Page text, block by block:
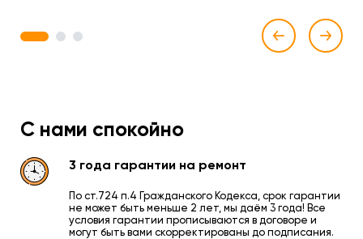
1 2 3
С нами спокойно
3 года гарантии на ремонт
По ст.724 п.4 Гражданского Кодекса, срок гарантии
не может быть меньше 2 лет, мы даём 3 года! Все
условия гарантии прописываются в договоре и
могут быть вами скорректированы до подписания.